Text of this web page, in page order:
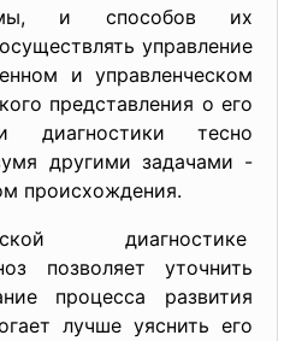
и способов их
управление
и управленческом
представления о его
диагностики тесно
другими задачами -
происхождения.
диагностике
позволяет уточнить
процесса развития
лучше уяснить его